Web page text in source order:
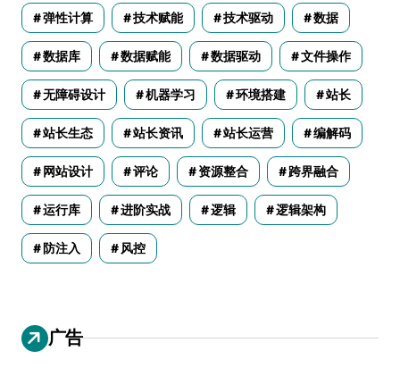
弹性计算 技术赋能 技术驱动 数据
数据库 数据赋能 数据驱动 文件操作
无障碍设计 机器学习 环境搭建 站长
站长生态 站长资讯 站长运营 编解码
网站设计 评论 资源整合 跨界融合
运行库 进阶实战 逻辑 逻辑架构
防注入 风控
广告